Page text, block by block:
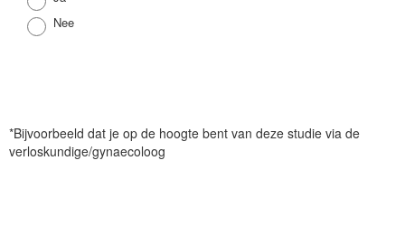
Antwoord
Nee
*Bijvoorbeeld dat je op de hoogte bent van deze studie via de
verloskundige/gynaecoloog